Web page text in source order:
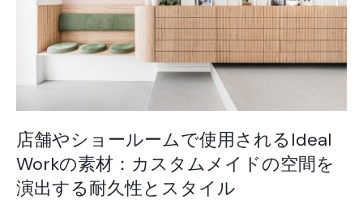
店舗やショールームで使用されるIdeal
Workの素材：カスタムメイドの空間を
演出する耐久性とスタイル